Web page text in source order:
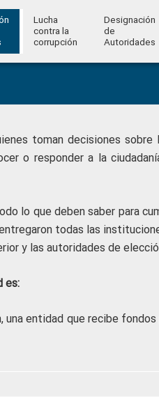
Lucha
contra la
corrupción
Designación
de
Autoridades
toman decisiones
o responder a la
lo que deben saber para
todas las
y las autoridades de
es:
entidad que recibe